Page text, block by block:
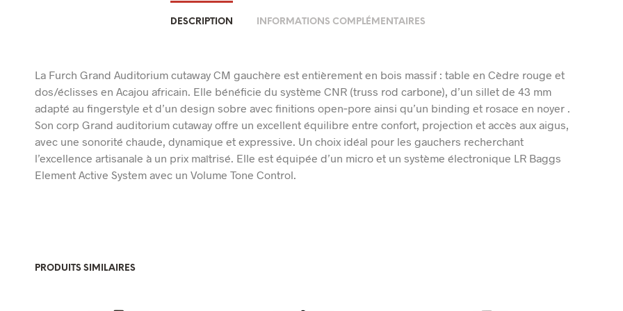
DESCRIPTION INFORMATIONS COMPLÉMENTAIRES
La Furch Grand Auditorium cutaway CM gauchère est entièrement en bois massif : table en Cèdre rouge et
dos/éclisses en Acajou africain. Elle bénéficie du système CNR (truss rod carbone), d’un sillet de 43 mm
adapté au fingerstyle et d’un design sobre avec finitions open‑pore ainsi qu’un binding et rosace en noyer .
Son corp Grand auditorium cutaway offre un excellent équilibre entre confort, projection et accès aux aigus,
avec une sonorité chaude, dynamique et expressive. Un choix idéal pour les gauchers recherchant
l’excellence artisanale à un prix maîtrisé. Elle est équipée d’un micro et un système électronique LR Baggs
Element Active System avec un Volume Tone Control.
PRODUITS SIMILAIRES